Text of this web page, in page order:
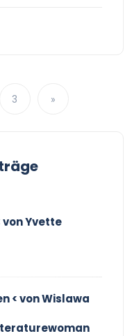
3 »
von Yvette
< von Wislawa